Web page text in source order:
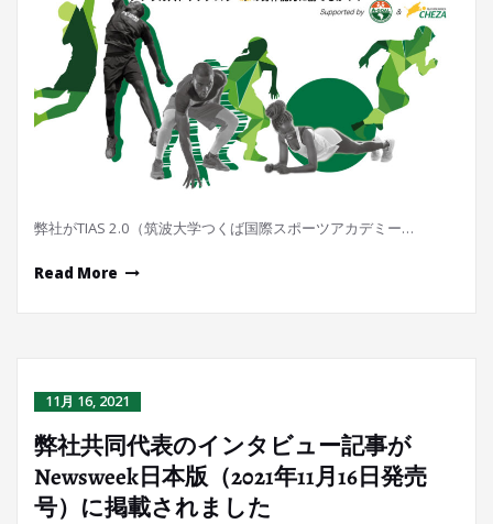
弊社がTIAS 2.0（筑波大学つくば国際スポーツアカデミー…
Read More
11月 16, 2021
弊社共同代表のインタビュー記事が
Newsweek日本版（2021年11月16日発売
号）に掲載されました